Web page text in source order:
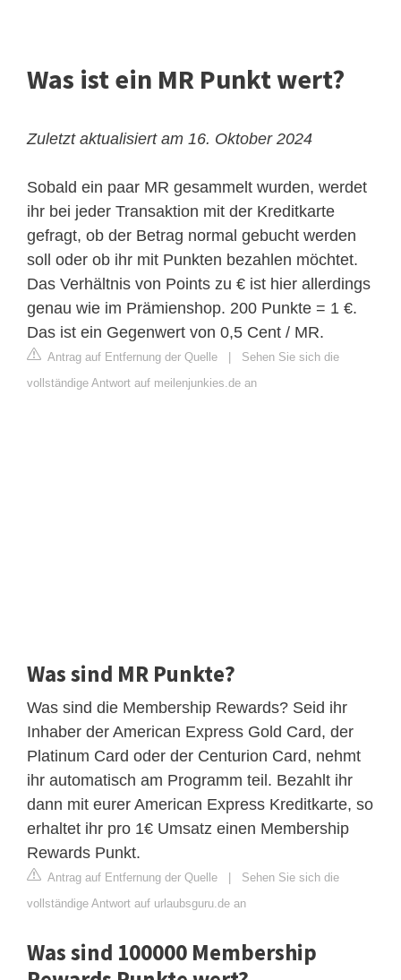
Was ist ein MR Punkt wert?
Zuletzt aktualisiert am 16. Oktober 2024
Sobald ein paar MR gesammelt wurden, werdet
ihr bei jeder Transaktion mit der Kreditkarte
gefragt, ob der Betrag normal gebucht werden
soll oder ob ihr mit Punkten bezahlen möchtet.
Das Verhältnis von Points zu € ist hier allerdings
genau wie im Prämienshop. 200 Punkte = 1 €.
Das ist ein Gegenwert von 0,5 Cent / MR.
Antrag auf Entfernung der Quelle
Sehen Sie sich die
vollständige Antwort auf meilenjunkies.de an
Was sind MR Punkte?
Was sind die Membership Rewards? Seid ihr
Inhaber der American Express Gold Card, der
Platinum Card oder der Centurion Card, nehmt
ihr automatisch am Programm teil. Bezahlt ihr
dann mit eurer American Express Kreditkarte, so
erhaltet ihr pro 1€ Umsatz einen Membership
Rewards Punkt.
Antrag auf Entfernung der Quelle
Sehen Sie sich die
vollständige Antwort auf urlaubsguru.de an
Was sind 100000 Membership